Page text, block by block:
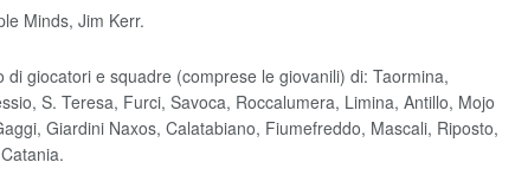
Minds, Jim Kerr.
giocatori e squadre (comprese le giovanili) di: Taormina,
S. Teresa, Furci, Savoca, Roccalumera, Limina, Antillo, Mojo
Giardini Naxos, Calatabiano, Fiumefreddo, Mascali, Riposto,